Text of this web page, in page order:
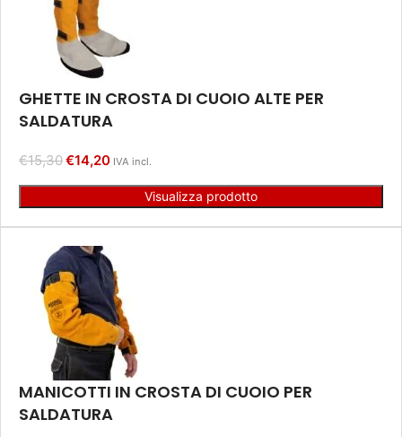
GHETTE IN CROSTA DI CUOIO ALTE PER
SALDATURA
€15,30€14,20 IVA incl.
Visualizza prodotto
MANICOTTI IN CROSTA DI CUOIO PER
SALDATURA